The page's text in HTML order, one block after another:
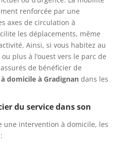
renforcée par une
axes de circulation à
les déplacements, même
Ainsi, si vous habitez au
plus à l’ouest vers le parc de
de bénéficier de
domicile à Gradignandans les
du service dans son
une intervention à domicile, les